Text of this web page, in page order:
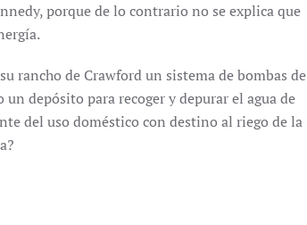
porque de lo contrario no se explica que
rancho de Crawford un sistema de bombas de
depósito para recoger y depurar el agua de
del uso doméstico con destino al riego de la